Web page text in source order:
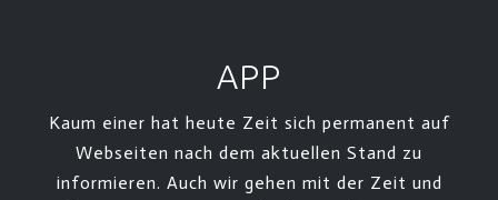
APP
Kaum einer hat heute Zeit sich permanent auf
Webseiten nach dem aktuellen Stand zu
informieren. Auch wir gehen mit der Zeit und